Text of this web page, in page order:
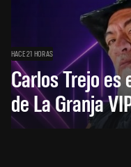
HACE 21 HORAS
Carlos Trejo
de La Granja